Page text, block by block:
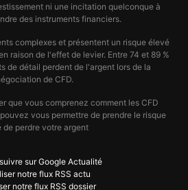
ni une incitation quelconque à
des instruments financiers.
complexes et présentent un risque élevé
raison de l'effet de levier. Entre 74 et 89 %
de détail perdent de l'argent lors de la
de CFD.
que vous comprenez comment les CFD
vous permettre de prendre le risque
de perdre votre argent
sur Google Actualité
notre flux RSS actu
notre flux RSS dossier